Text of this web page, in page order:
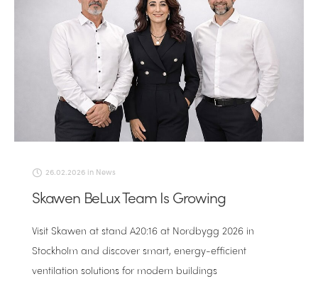
26.02.2026 in News
Skawen BeLux Team Is Growing
Visit Skawen at stand A20:16 at Nordbygg 2026 in
Stockholm and discover smart, energy-efficient
ventilation solutions for modern buildings